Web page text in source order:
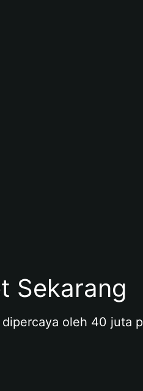
Sekarang
oleh 40 juta